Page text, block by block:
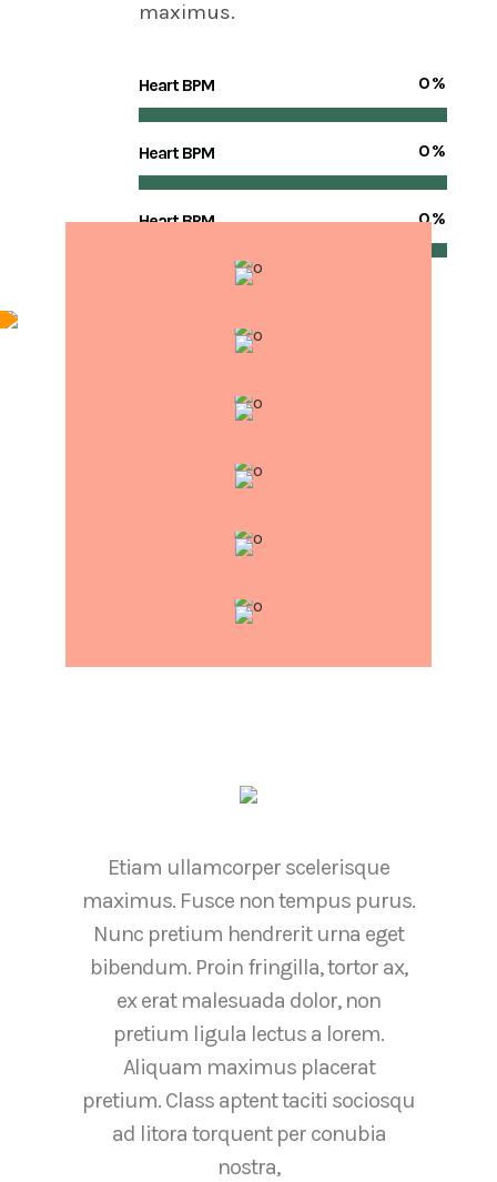
maximus.
Heart BPM 0%
Heart BPM 0%
Heart BPM 0%
Etiam ullamcorper scelerisque
maximus. Fusce non tempus purus.
Nunc pretium hendrerit urna eget
bibendum. Proin fringilla, tortor ax,
ex erat malesuada dolor, non
pretium ligula lectus a lorem.
Aliquam maximus placerat
pretium. Class aptent taciti sociosqu
ad litora torquent per conubia
nostra,